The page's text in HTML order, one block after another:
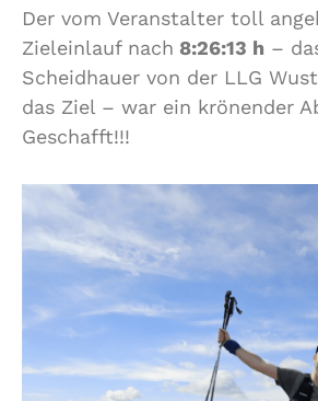
Der vom Veranstalter toll
Zieleinlauf nach 8:26:13 h –
Scheidhauer von der LLG
das Ziel – war ein krönender
Geschafft!!!